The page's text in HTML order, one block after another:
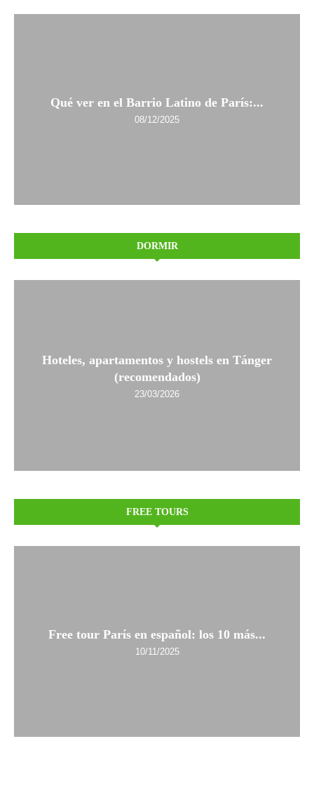
Qué ver en el Barrio Latino de París:...
08/12/2025
DORMIR
Hoteles, apartamentos y hostels en Tánger
(recomendados)
23/03/2026
FREE TOURS
Free tour París en español: los 10 más...
10/11/2025